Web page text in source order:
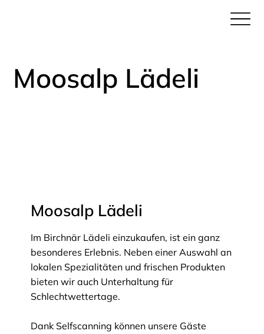
Moosalp Lädeli
Moosalp Lädeli
Im Birchnär Lädeli einzukaufen, ist ein ganz
besonderes Erlebnis. Neben einer Auswahl an
lokalen Spezialitäten und frischen Produkten
bieten wir auch Unterhaltung für
Schlechtwettertage.
Dank Selfscanning können unsere Gäste